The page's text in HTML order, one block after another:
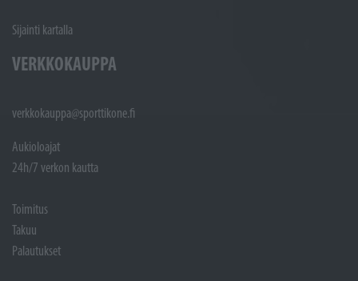
Sijainti kartalla
VERKKOKAUPPA
verkkokauppa@sporttikone.fi
Aukioloajat
24h/7 verkon kautta
Toimitus
Takuu
Palautukset